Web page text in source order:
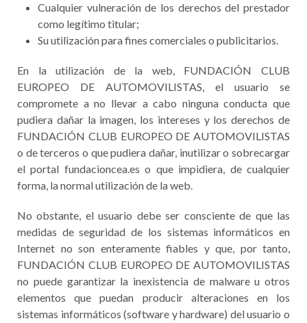
Cualquier vulneración de los derechos del prestador
como legítimo titular;
Su utilización para fines comerciales o publicitarios.
En la utilización de la web, FUNDACIÓN CLUB
EUROPEO DE AUTOMOVILISTAS, el usuario se
compromete a no llevar a cabo ninguna conducta que
pudiera dañar la imagen, los intereses y los derechos de
FUNDACIÓN CLUB EUROPEO DE AUTOMOVILISTAS
o de terceros o que pudiera dañar, inutilizar o sobrecargar
el portal fundacioncea.es o que impidiera, de cualquier
forma, la normal utilización de la web.
No obstante, el usuario debe ser consciente de que las
medidas de seguridad de los sistemas informáticos en
Internet no son enteramente fiables y que, por tanto,
FUNDACIÓN CLUB EUROPEO DE AUTOMOVILISTAS
no puede garantizar la inexistencia de malware u otros
elementos que puedan producir alteraciones en los
sistemas informáticos (software y hardware) del usuario o